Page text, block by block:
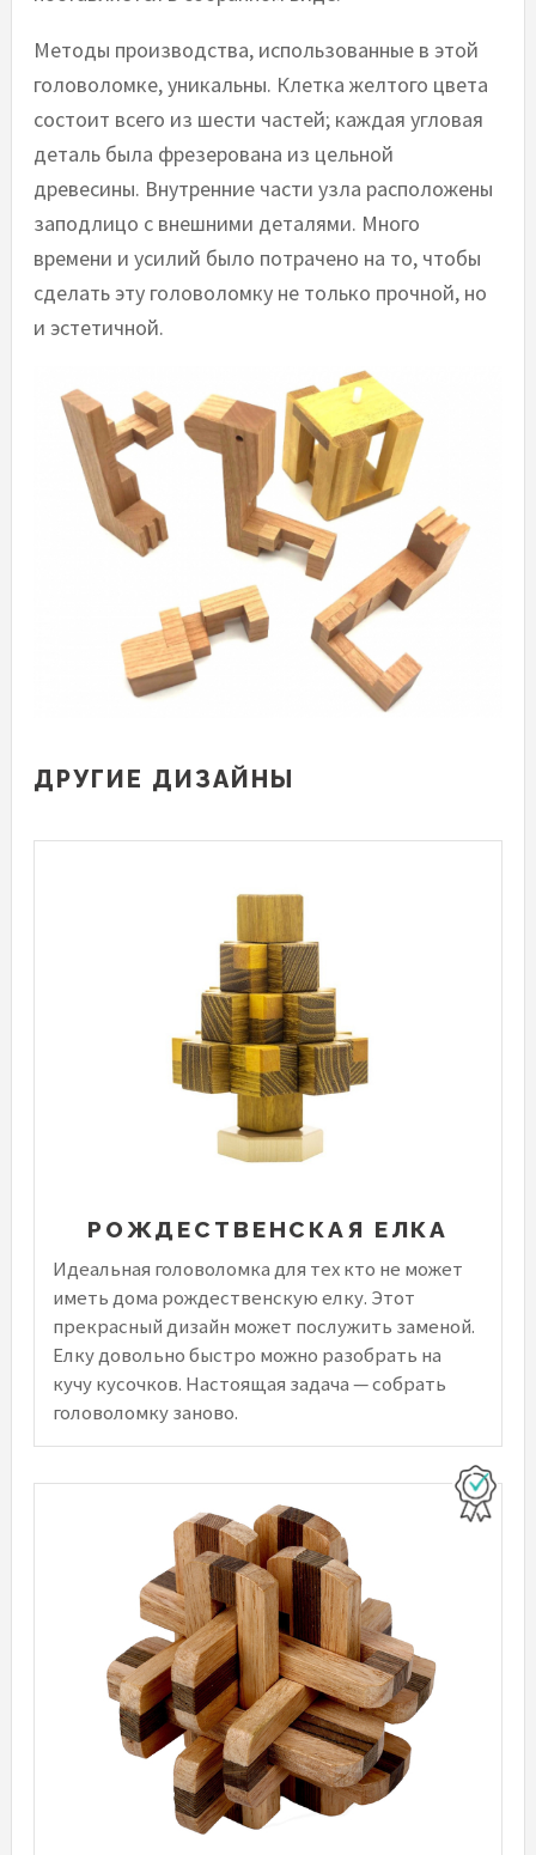
Методы производства, использованные в этой
головоломке, уникальны. Клетка желтого цвета
состоит всего из шести частей; каждая угловая
деталь была фрезерована из цельной
древесины. Внутренние части узла расположены
заподлицо с внешними деталями. Много
времени и усилий было потрачено на то, чтобы
сделать эту головоломку не только прочной, но
и эстетичной.
ДРУГИЕ ДИЗАЙНЫ
РОЖДЕСТВЕНСКАЯ ЕЛКА
Идеальная головоломка для тех кто не может
иметь дома рождественскую елку. Этот
прекрасный дизайн может послужить заменой.
Елку довольно быстро можно разобрать на
кучу кусочков. Настоящая задача — собрать
головоломку заново.